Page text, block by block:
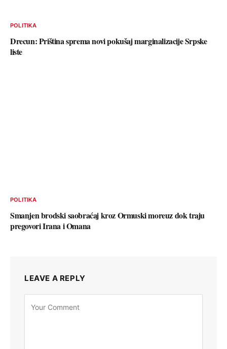
POLITIKA
Drecun: Priština sprema novi pokušaj marginalizacije Srpske
liste
POLITIKA
Smanjen brodski saobraćaj kroz Ormuski moreuz dok traju
pregovori Irana i Omana
LEAVE A REPLY